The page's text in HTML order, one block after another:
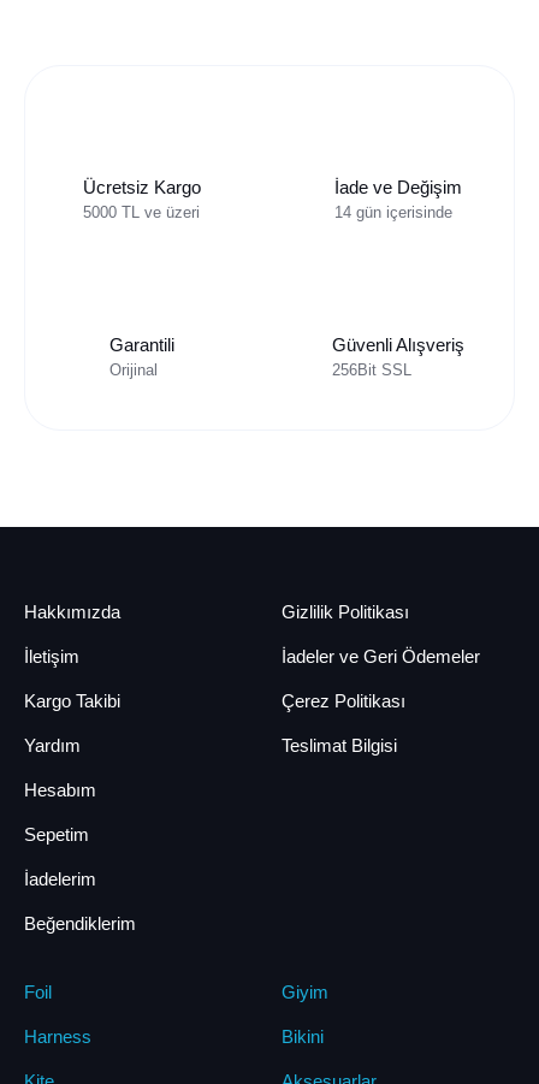
Ücretsiz Kargo
5000 TL ve üzeri
İade ve Değişim
14 gün içerisinde
Garantili
Orijinal
Güvenli Alışveriş
256Bit SSL
Hakkımızda
İletişim
Kargo Takibi
Yardım
Gizlilik Politikası
İadeler ve Geri Ödemeler
Çerez Politikası
Teslimat Bilgisi
Hesabım
Sepetim
İadelerim
Beğendiklerim
Foil
Harness
Giyim
Bikini